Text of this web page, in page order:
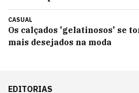
CASUAL
Os calçados 'gelatinosos' se
mais desejados na moda
EDITORIAS